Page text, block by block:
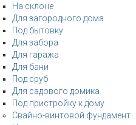
На склоне
Для загородного дома
Под бытовку
Для забора
Для гаража
Для бани
Под сруб
Для садового домика
Под пристройку к дому
Свайно-винтовой фундамент